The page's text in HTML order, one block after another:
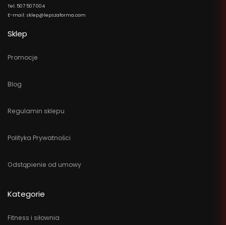
Tel. 507 507 004
E-mail: sklep@lepszaforma.com
Sklep
Promocje
Blog
Regulamin sklepu
Polityka Prywatności
Odstąpienie od umowy
Kategorie
Fitness i siłownia